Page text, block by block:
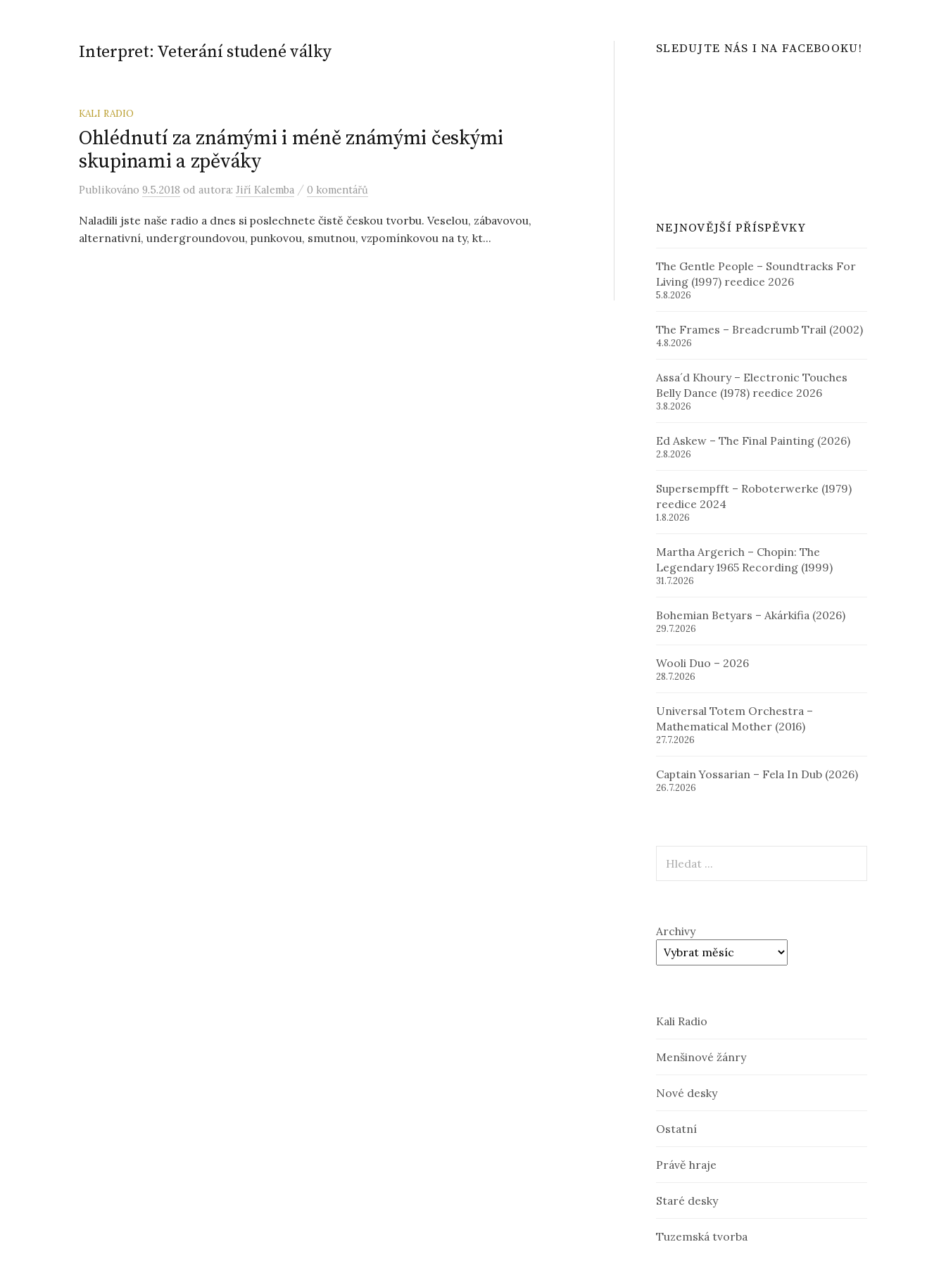
Interpret: Veterání studené války
KALI RADIO
Ohlédnutí za známými i méně známými českými
skupinami a zpěváky
Publikováno 9.5.2018 od autora: Jiří Kalemba / 0 komentářů
Naladili jste naše radio a dnes si poslechnete čistě českou tvorbu. Veselou, zábavovou,
alternativní, undergroundovou, punkovou, smutnou, vzpomínkovou na ty, kt...
SLEDUJTE NÁS I NA FACEBOOKU!
NEJNOVĚJŠÍ PŘÍSPĚVKY
The Gentle People – Soundtracks For
Living (1997) reedice 2026
5.8.2026
The Frames – Breadcrumb Trail (2002)
4.8.2026
Assa´d Khoury – Electronic Touches
Belly Dance (1978) reedice 2026
3.8.2026
Ed Askew – The Final Painting (2026)
2.8.2026
Supersempfft – Roboterwerke (1979)
reedice 2024
1.8.2026
Martha Argerich – Chopin: The
Legendary 1965 Recording (1999)
31.7.2026
Bohemian Betyars – Akárkifia (2026)
29.7.2026
Wooli Duo – 2026
28.7.2026
Universal Totem Orchestra –
Mathematical Mother (2016)
27.7.2026
Captain Yossarian – Fela In Dub (2026)
26.7.2026
Archivy
Kali Radio
Menšinové žánry
Nové desky
Ostatní
Právě hraje
Staré desky
Tuzemská tvorba